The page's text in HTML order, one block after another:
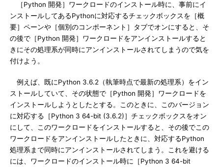
［Python 開発］ワークロードのインストール時に、事前にイ
ンストールしてあるPythonに対応するチェックボックスを［概
要］ペーンや［個別のコンポーネント］タブでオンにすると、そ
の後で［Python 開発］ワークロードをアンインストールすると
きにその処理系が同時にアンインストールされてしまうので気を
付けよう。
例えば、既にPython 3.6.2（執筆時点で最新の処理系）をイン
ストールしていて、その状態で［Python 開発］ワークロードを
インストールしようとしたとする。このときに、このバージョン
に対応する［Python 3 64-bit (3.6.2)］チェックボックスをオン
にして、このワークロードをインストールすると、その後でこの
ワークロードをアンインストールしたときに、対応するPython
処理系まで同時にアンインストールされてしまう。これを避ける
には、ワークロードのインストール時に［Python 3 64-bit